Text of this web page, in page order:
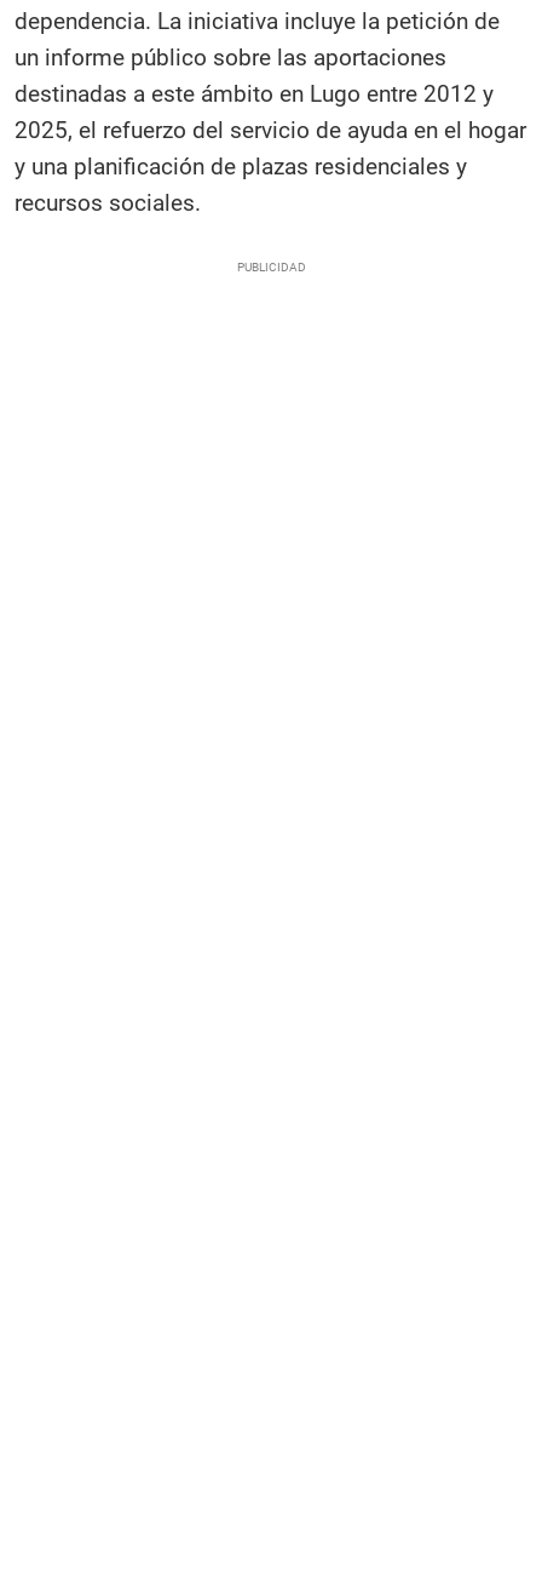
dependencia. La iniciativa incluye la petición de
un informe público sobre las aportaciones
destinadas a este ámbito en Lugo entre 2012 y
2025, el refuerzo del servicio de ayuda en el hogar
y una planificación de plazas residenciales y
recursos sociales.